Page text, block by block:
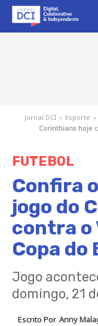
Jornal DCI › Esporte ›
Corinthians hoje
FUTEBOL
Confira
jogo do
contra o
Copa do
Jogo
domingo, 21
Escrito Por Anny